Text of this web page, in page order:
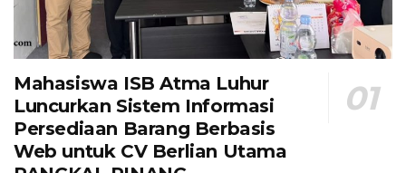
Mahasiswa ISB Atma Luhur
Luncurkan Sistem Informasi
Persediaan Barang Berbasis
Web untuk CV Berlian Utama​